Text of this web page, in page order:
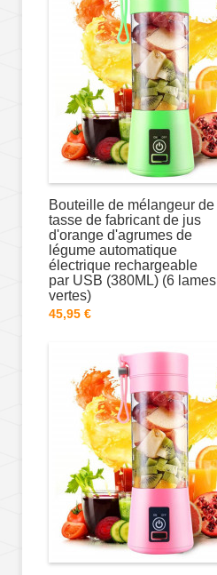
Bouteille de mélangeur de
tasse de fabricant de jus
d'orange d'agrumes de
légume automatique
électrique rechargeable
par USB (380ML) (6 lames
vertes)
45,95 €